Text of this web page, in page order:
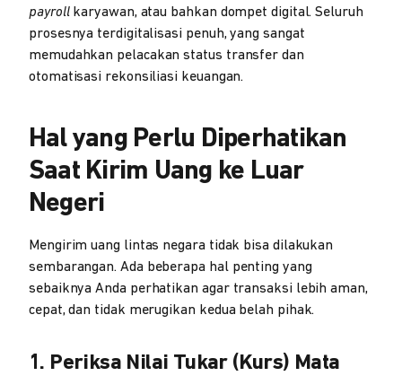
payrollkaryawan, atau bahkan dompet digital. Seluruh
prosesnya terdigitalisasi penuh, yang sangat
memudahkan pelacakan status transfer dan
otomatisasi rekonsiliasi keuangan.
Hal yang Perlu Diperhatikan
Saat Kirim Uang ke Luar
Negeri
Mengirim uang lintas negara tidak bisa dilakukan
sembarangan. Ada beberapa hal penting yang
sebaiknya Anda perhatikan agar transaksi lebih aman,
cepat, dan tidak merugikan kedua belah pihak.
1. Periksa Nilai Tukar (Kurs) Mata